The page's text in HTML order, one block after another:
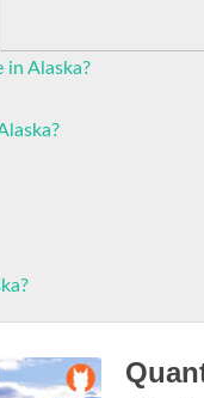
in Alaska?